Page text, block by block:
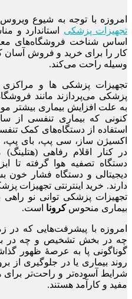
امروزه با توجه به شیوع
تجهیزات پزشکی استاندارد و
اساس شناخت فروشگاه‌های
کار را برای خرید و فروش آسان
وسیله راحت می‌کند.
تجهیزات پزشکی ها و
پزشکی می‌پردازند مانند
به علت افزایش بیماری بیشتر
کنونی که بیماری تنفسی از
استفاده از دستگاه‌های کمک
اکسیژن ساز، سی پپ، بای پپ،
در کنار اقلام رفاهی (هتلینگ)
دستگاه تصفیه هوا گرفته تا
دیجیتالی و دستگاه فشار خون
دارند. خرید اینترنتی تجهیزات
تجهیزات پزشکی توانی نو راهی
بیماری منحوسکرونا است.
امروزه با پیشرفت‌هایی که
چه در بخش تشخیص و چه در
گوناگونی پا به عرصۀ ظهور
روند بیماری یا در جلوگیری از
شرایط آسوده‌تر و راحت‌تر برای
مفید و کارآمد هستند.